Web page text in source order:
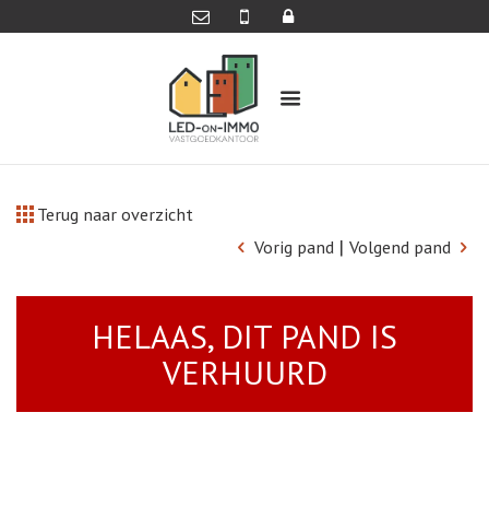
Terug naar overzicht
Vorig pand | Volgend pand
HELAAS, DIT PAND IS
VERHUURD